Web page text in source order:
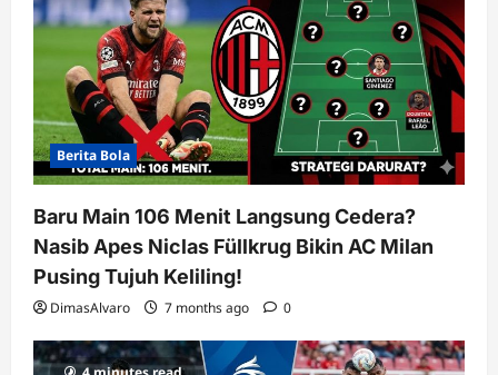
i
o
Berita Bola
Baru Main 106 Menit Langsung Cedera?
Nasib Apes Niclas Füllkrug Bikin AC Milan
Pusing Tujuh Keliling!
DimasAlvaro 7 months ago 0